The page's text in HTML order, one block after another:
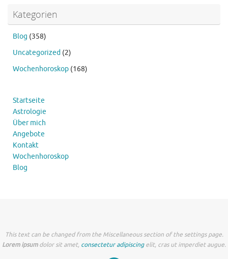
Kategorien
Blog (358)
Uncategorized (2)
Wochenhoroskop (168)
Startseite
Astrologie
Über mich
Angebote
Kontakt
Wochenhoroskop
Blog
This text can be changed from the Miscellaneous section of the settings page.
Lorem ipsumdolor sit amet, consectetur adipiscingelit, cras ut imperdiet augue.